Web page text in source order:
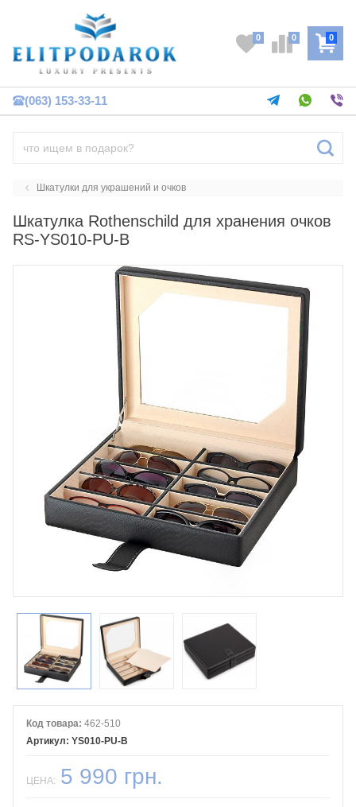
0
0 0
(063) 153-33-11
Шкатулки для украшений и очков
Шкатулка Rothenschild для хранения очков
RS-YS010-PU-B
Код товара: 462-510
YS010-PU-B
ЦЕНА: 5 990 грн.